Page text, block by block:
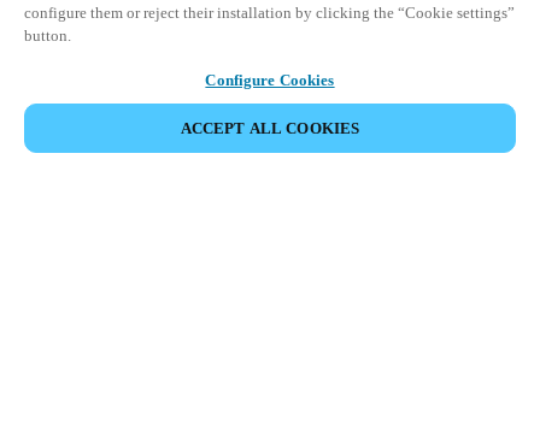
configure them or reject their installation by clicking the “Cookie settings”
button.
Configure Cookies
ACCEPT ALL COOKIES